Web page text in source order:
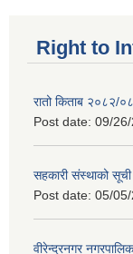
Right to
रातो किताब
Post date: 09/
सहकारी संस्थाको
Post date: 05/
वीरेन्द्रनगर